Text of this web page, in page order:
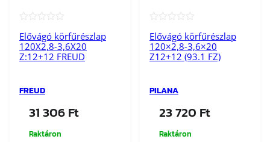
Elővágó körfűrészlap
120X2,8-3,6X20
Z:12+12 FREUD
FREUD
31 306Ft
Raktáron
Elővágó körfűrészlap
120×2,8-3,6×20
Z12+12 (93.1 FZ)
PILANA
23 720 Ft
Raktáron